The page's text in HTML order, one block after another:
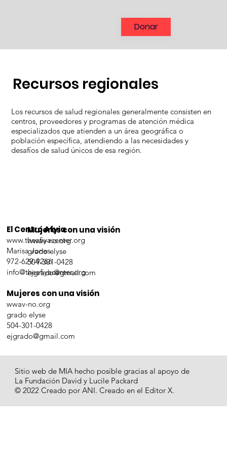
Donar
Recursos regionales
Los recursos de salud regionales generalmente consisten en
centros, proveedores y programas de atención médica
especializados que atienden a un área geográfica o
población específica, atendiendo a las necesidades y
desafíos de salud únicos de esa región.
El Centro Afyia
www.theafiyacenter.org
Marisa Jones
972-629-9266
info@theafiyacenter.org
Mujeres con una visión
wwav-no.org
grado elyse
504-301-0428
ejgrado@gmail.com
Mujeres con una visión
wwav-no.org
grado elyse
504-301-0428
ejgrado@gmail.com
Sitio web de MIA hecho posible gracias al apoyo de
La Fundación David y Lucile Packard
© 2022 Creado por ANI. Creado en el Editor X.